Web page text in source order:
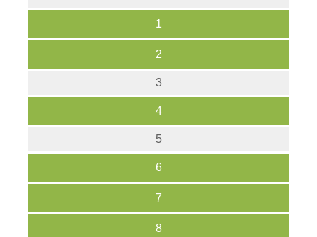
1
2
3
4
5
6
7
8